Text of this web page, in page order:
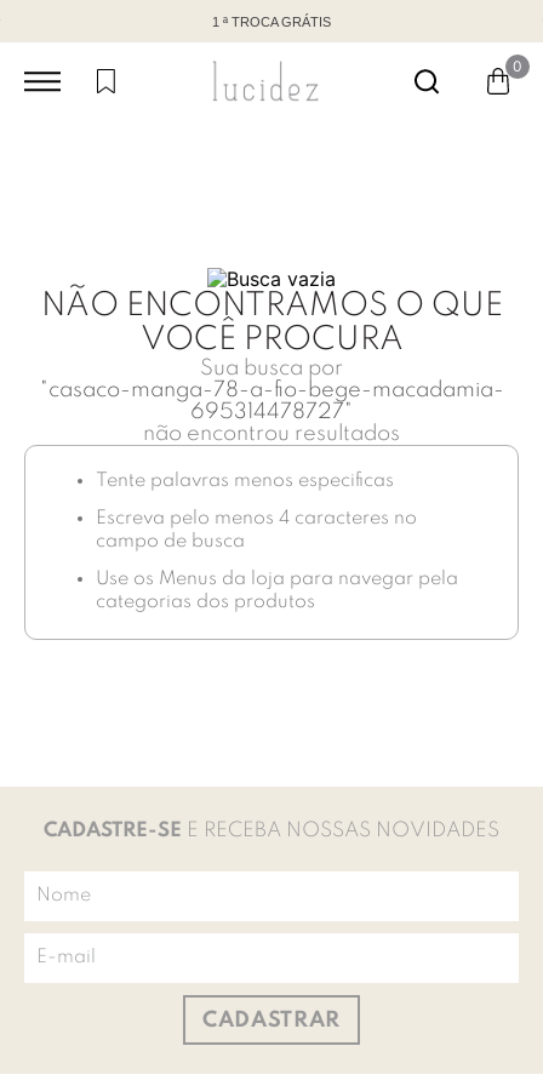
1 ª TROCA GRÁTIS
0
NÃO ENCONTRAMOS O QUE
VOCÊ PROCURA
Sua busca por
"casaco-manga-78-a-fio-bege-macadamia-
695314478727"
não encontrou resultados
Tente palavras menos especificas
Escreva pelo menos 4 caracteres no
campo de busca
Use os Menus da loja para navegar pela
categorias dos produtos
CADASTRE-SE E RECEBA NOSSAS NOVIDADES
CADASTRAR